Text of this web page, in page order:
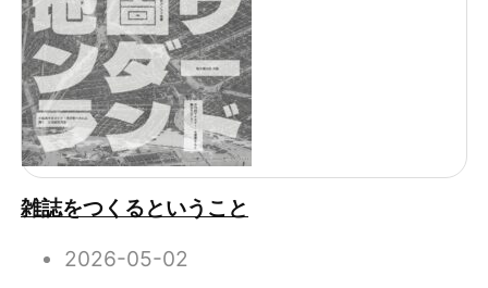
雑誌をつくるということ
2026-05-02